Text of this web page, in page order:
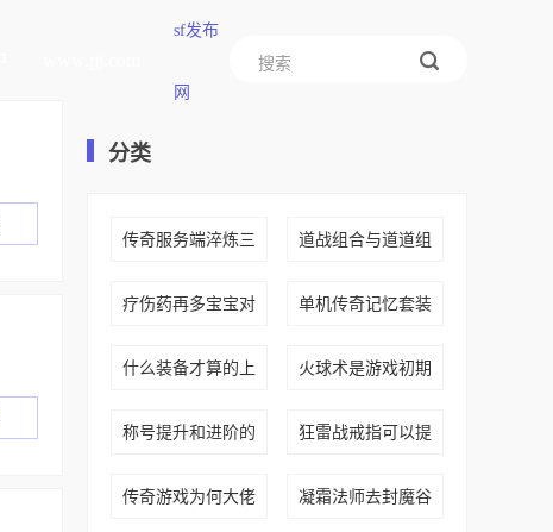
sf发布
网
分类
传奇服务端淬炼三 道战组合与道道组
疗伤药再多宝宝对 单机传奇记忆套装
什么装备才算的上 火球术是游戏初期
称号提升和进阶的 狂雷战戒指可以提
传奇游戏为何大佬 凝霜法师去封魔谷